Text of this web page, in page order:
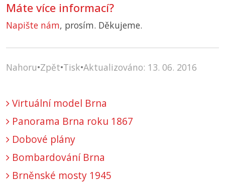
Máte více informací?
Napište nám, prosím. Děkujeme.
Nahoru•Zpět•Tisk•Aktualizováno: 13. 06. 2016
Virtuální model Brna
Panorama Brna roku 1867
Dobové plány
Bombardování Brna
Brněnské mosty 1945